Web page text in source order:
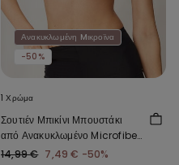
Ανακυκλωμένη Mικροϊνα
-50%
1 Χρώμα
Σουτιέν Μπικίνι Μπουστάκι
από Ανακυκλωμένο Microfiber
με Αφαιρούμενη Ενίσχυση
14,99 € 7,49 € -50%